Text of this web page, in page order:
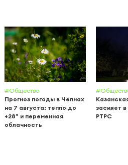
#Общество
Прогноз погоды в Челнах
на 7 августа: тепло до
+28° и переменная
облачность
засияет
РТРС